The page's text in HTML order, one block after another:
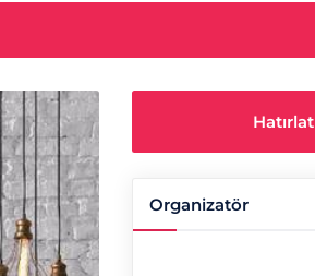
Hatırlat
Organizatör